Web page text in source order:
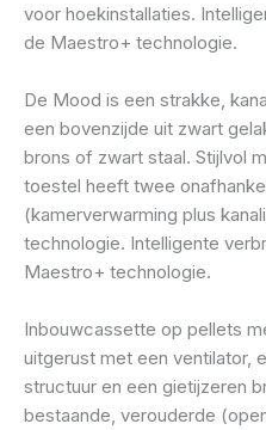
voor hoekinstallaties.
de Maestro+ technologie.
De Mood is een strakke,
een bovenzijde uit zwart
brons of zwart staal. Stijlvol
toestel heeft twee
(kamerverwarming plus
technologie. Intelligente
Maestro+ technologie.
Inbouwcassette op pellets
uitgerust met een ventilator,
structuur en een gietijzeren
bestaande, verouderde